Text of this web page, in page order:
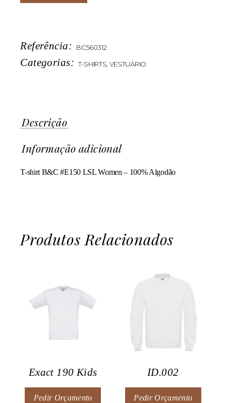
Referência: BC560312
Categorias: T-SHIRTS, VESTUÁRIO
Descrição
Informação adicional
T-shirt B&C #E150 LSL Women – 100% Algodão
Produtos Relacionados
Exact 190 Kids
Pedir Orçamento
ID.002
Pedir Orçamento